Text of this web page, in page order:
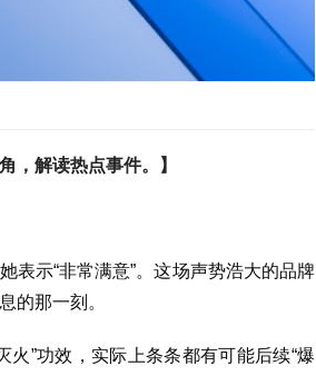
，解读热点事件。】
表示“非常满意”。这场声势浩大的品牌
的那一刻。
火”功效，实际上条条都有可能后续“爆